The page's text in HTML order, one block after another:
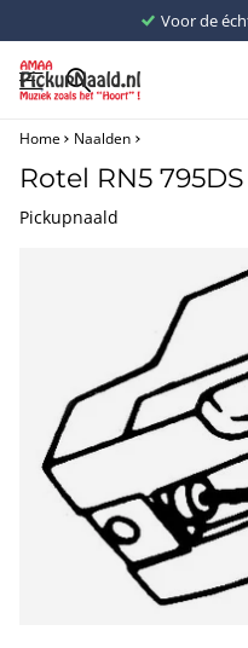
Voor de
Home Naalden
Rotel RN5
Pickupnaald